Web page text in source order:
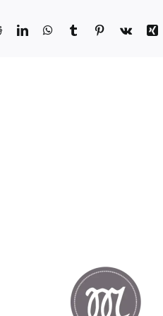
Reddit LinkedInWhatsApp
TumblrPinterest
Vk